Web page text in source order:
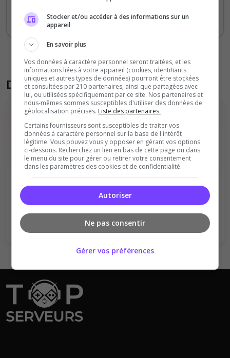
on les aime ! 🥰
Donner son avis sur le serveur
Vous devez être connecté pour ajouter
un avis sur ce serveur !
Se connecter S'inscrire
Stocker et/ou accéder à des informations sur un
appareil
En savoir plus
Vos données à caractère personnel seront traitées, et les
informations liées à votre appareil (cookies, identifiants
uniques et autres types de données) pourront être stockées
et consultées par 210 partenaires, ainsi que partagées avec
lui, ou utilisées spécifiquement par ce site. Nos partenaires et
nous-mêmes sommes susceptibles d'utiliser des données de
géolocalisation précises. Liste des partenaires.
Certains fournisseurs sont susceptibles de traiter vos
données à caractère personnel sur la base de l'intérêt
légitime. Vous pouvez vous y opposer en gérant vos options
ci-dessous. Recherchez un lien en bas de cette page ou dans
le menu du site pour gérer ou retirer votre consentement
dans les paramètres des cookies et de confidentialité.
Autoriser
Ne pas consentir
Gérer vos préférences